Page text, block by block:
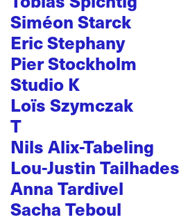
Siméon Starck
Eric Stephany
Pier Stockholm
Studio K
Loïs Szymczak
T
Nils Alix-Tabeling
Lou-Justin Tailhades
Anna Tardivel
Sacha Teboul